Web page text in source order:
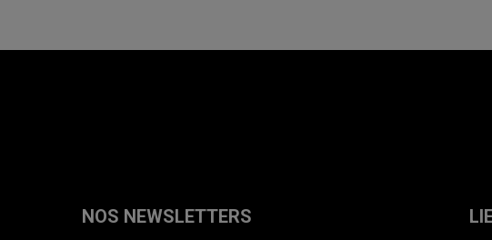
NOS NEWSLETTERS